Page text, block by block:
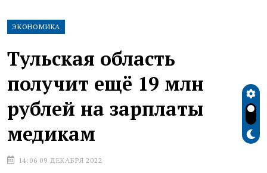
ЭКОНОМИКА
Тульская область
получит ещё 19 млн
рублей на зарплаты
медикам
14:06 09 ДЕКАБРЯ 2022